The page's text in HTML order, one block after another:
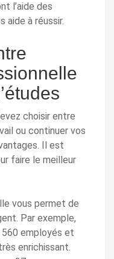
l’aide des
aide à réussir.
choisir entre
ou continuer vos
Il est
faire le meilleur
vous permet de
Par exemple,
560 employés et
enrichissant.